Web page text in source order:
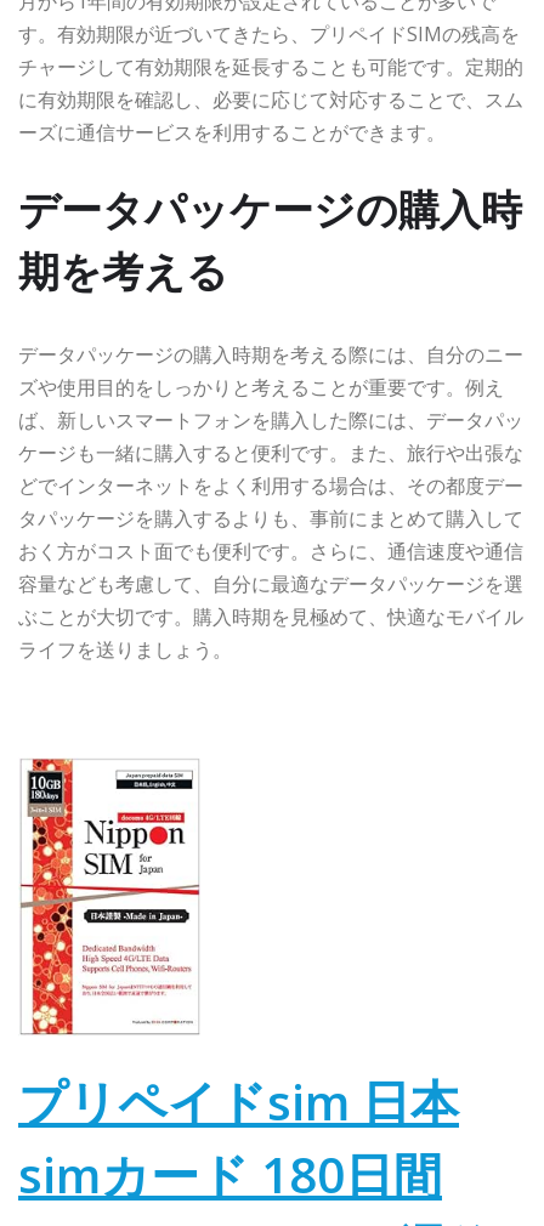
す。有効期限が近づいてきたら、プリペイドSIMの残高を
チャージして有効期限を延長することも可能です。定期的
に有効期限を確認し、必要に応じて対応することで、スム
ーズに通信サービスを利用することができます。
データパッケージの購入時
期を考える
データパッケージの購入時期を考える際には、自分のニー
ズや使用目的をしっかりと考えることが重要です。例え
ば、新しいスマートフォンを購入した際には、データパッ
ケージも一緒に購入すると便利です。また、旅行や出張な
どでインターネットをよく利用する場合は、その都度デー
タパッケージを購入するよりも、事前にまとめて購入して
おく方がコスト面でも便利です。さらに、通信速度や通信
容量なども考慮して、自分に最適なデータパッケージを選
ぶことが大切です。購入時期を見極めて、快適なモバイル
ライフを送りましょう。
プリペイドsim 日本
simカード 180日間